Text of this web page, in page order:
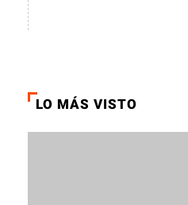
LO MÁS VISTO